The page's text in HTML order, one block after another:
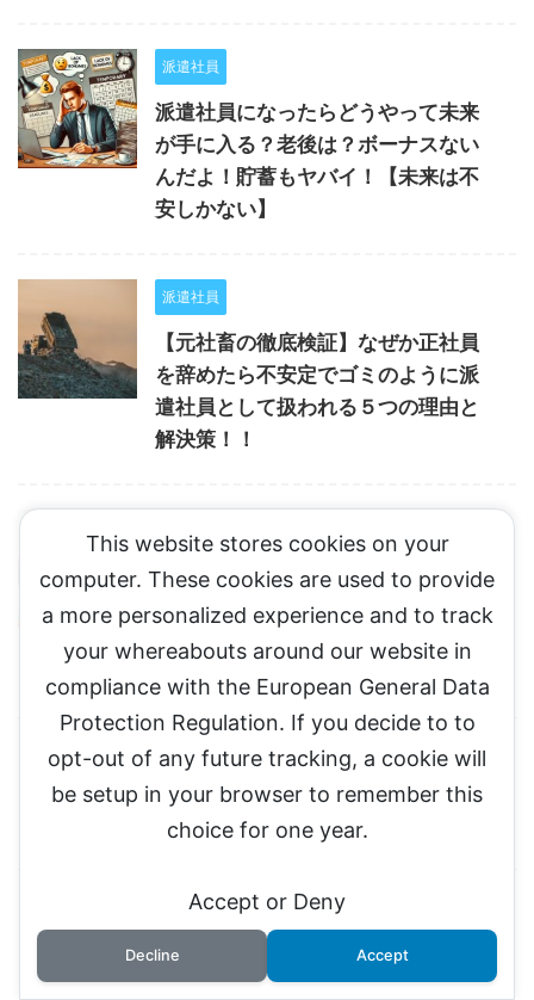
派遣社員
派遣社員になったらどうやって未来
が手に入る？老後は？ボーナスない
んだよ！貯蓄もヤバイ！【未来は不
安しかない】
派遣社員
【元社畜の徹底検証】なぜか正社員
を辞めたら不安定でゴミのように派
遣社員として扱われる５つの理由と
解決策！！
派遣社員という雇用のわな、悲惨な
末路を回避するためにすべき手段と
【稼がなくてもいい】ITリテラシーゼロの
４０代でも実現可能の資産ブログの始め
方。インフレ円安対策？
【詐欺に注意！】怪しいコンテンツの情報
商材brain。初心者が買う前に注意すべき
This website stores cookies on your
computer. These cookies are used to provide
a more personalized experience and to track
your whereabouts around our website in
compliance with the European General Data
Protection Regulation. If you decide to to
opt-out of any future tracking, a cookie will
be setup in your browser to remember this
choice for one year.
Accept or Deny
Decline Accept